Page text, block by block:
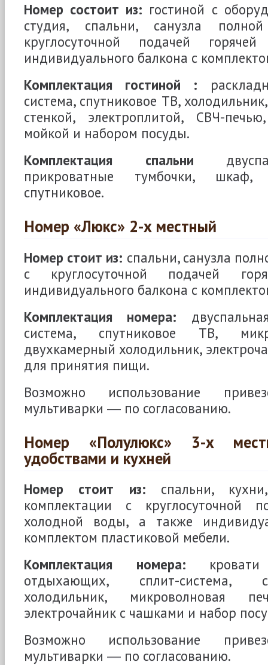
Номер состоит из: гостиной с
студия, спальни, санузла
круглосуточной подачей
индивидуального балкона с
Комплектация гостиной :
система, спутниковое ТВ,
стенкой, электроплитой, СВЧ-
мойкой и набором посуды.
Комплектация спальни
прикроватные тумбочки, шкаф,
спутниковое.
Номер «Люкс» 2-х местный
Номер стоит из: спальни, санузла
с круглосуточной подачей
индивидуального балкона с
Комплектация номера:
система, спутниковое ТВ,
двухкамерный холодильник,
для принятия пищи.
Возможно использование
мультиварки ― по согласованию.
Номер «Полулюкс» 3-х
удобствами и кухней
Номер стоит из: спальни,
комплектации с круглосуточной
холодной воды, а также
комплектом пластиковой мебели.
Комплектация номера: кровати
отдыхающих, сплит-система,
холодильник, микроволновая
электрочайник с чашками и набор
Возможно использование
мультиварки ― по согласованию.